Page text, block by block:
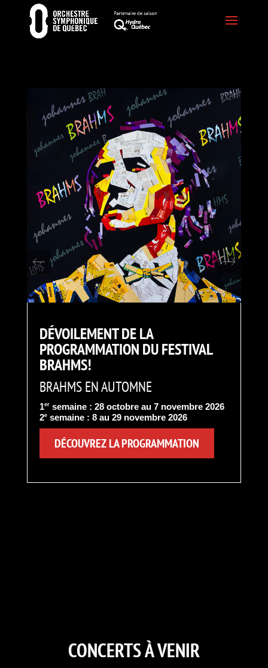
DÉVOILEMENT DE LA
PROGRAMMATION DU FESTIVAL
BRAHMS!
BRAHMS EN AUTOMNE
1ersemaine : 28 octobre au 7 novembre 2026
2esemaine : 8 au 29 novembre 2026
DÉCOUVREZ LA PROGRAMMATION
CONCERTS À VENIR